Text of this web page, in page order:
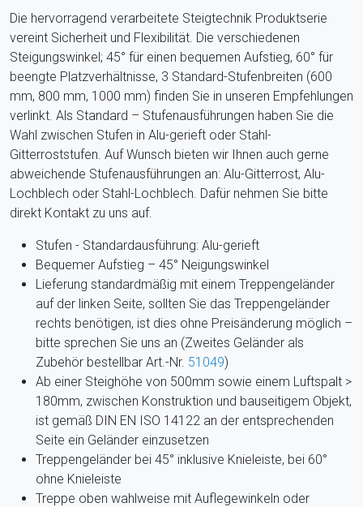
Die hervorragend verarbeitete Steigtechnik Produktserie
vereint Sicherheit und Flexibilität. Die verschiedenen
Steigungswinkel; 45° für einen bequemen Aufstieg, 60° für
beengte Platzverhältnisse, 3 Standard-Stufenbreiten (600
mm, 800 mm, 1000 mm) finden Sie in unseren Empfehlungen
verlinkt. Als Standard – Stufenausführungen haben Sie die
Wahl zwischen Stufen in Alu-gerieft oder Stahl-
Gitterroststufen. Auf Wunsch bieten wir Ihnen auch gerne
abweichende Stufenausführungen an: Alu-Gitterrost, Alu-
Lochblech oder Stahl-Lochblech. Dafür nehmen Sie bitte
direkt Kontakt zu uns auf.
Stufen - Standardausführung: Alu-gerieft
Bequemer Aufstieg – 45° Neigungswinkel
Lieferung standardmäßig mit einem Treppengeländer
auf der linken Seite, sollten Sie das Treppengeländer
rechts benötigen, ist dies ohne Preisänderung möglich –
bitte sprechen Sie uns an (Zweites Geländer als
Zubehör bestellbar Art.-Nr. 51049)
Ab einer Steighöhe von 500mm sowie einem Luftspalt >
180mm, zwischen Konstruktion und bauseitigem Objekt,
ist gemäß DIN EN ISO 14122 an der entsprechenden
Seite ein Geländer einzusetzen
Treppengeländer bei 45° inklusive Knieleiste, bei 60°
ohne Knieleiste
Treppe oben wahlweise mit Auflegewinkeln oder